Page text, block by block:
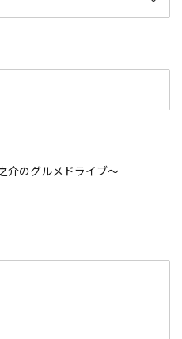
介のグルメドライブ～